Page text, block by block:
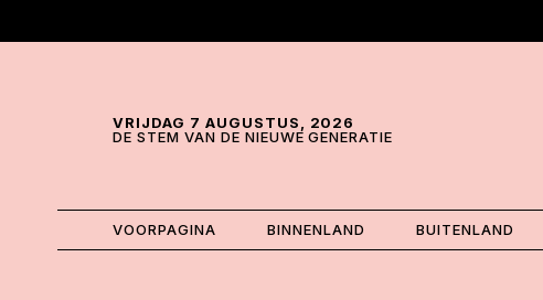
VRIJDAG 7 AUGUSTUS, 2026
DE STEM VAN DE NIEUWE GENERATIE
VOORPAGINA BINNENLAND BUITENLAND